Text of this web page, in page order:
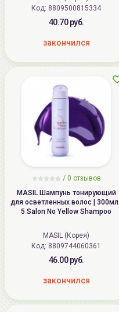
Код: 8809500815334
40.70 руб.
закончился
/ 0 отзывов
MASIL Шампунь тонирующий
для осветленных волос | 300мл |
5 Salon No Yellow Shampoo
MASIL (Корея)
Код: 8809744060361
46.00 руб.
закончился